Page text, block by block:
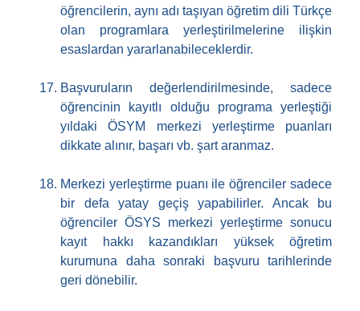
öğrencilerin, aynı adı taşıyan öğretim dili Türkçe
olan programlara yerleştirilmelerine ilişkin
esaslardan yararlanabileceklerdir.
Başvuruların değerlendirilmesinde, sadece
öğrencinin kayıtlı olduğu programa yerleştiği
yıldaki ÖSYM merkezi yerleştirme puanları
dikkate alınır, başarı vb. şart aranmaz.
Merkezi yerleştirme puanı ile öğrenciler sadece
bir defa yatay geçiş yapabilirler. Ancak bu
öğrenciler ÖSYS merkezi yerleştirme sonucu
kayıt hakkı kazandıkları yüksek öğretim
kurumuna daha sonraki başvuru tarihlerinde
geri dönebilir.